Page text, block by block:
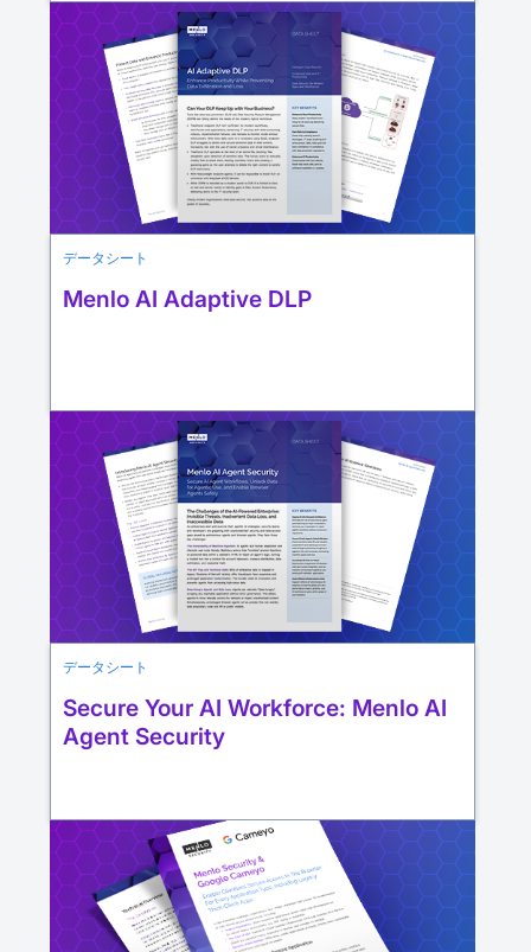
データシート
Menlo AI Adaptive DLP
データシート
Secure Your AI Workforce: Menlo AI
Agent Security